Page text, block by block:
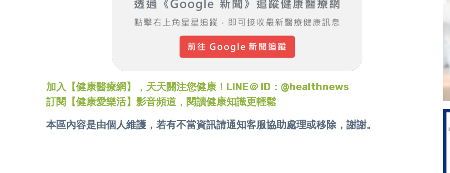
加入【健康醫療網】，天天關注您健康！LINE＠ ID：@healthnews
訂閱【健康愛樂活】影音頻道，閱讀健康知識更輕鬆
本區內容是由個人維護，若有不當資訊請通知客服協助處理或移除，謝謝。